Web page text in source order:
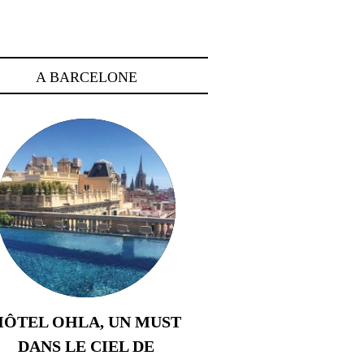
A BARCELONE
OHLA, UN MUST
DANS LE CIEL DE